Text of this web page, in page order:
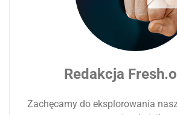
Redakcja
Zachęcamy do eksplorowania